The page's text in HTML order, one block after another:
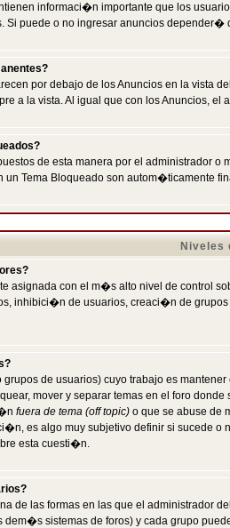
informaci�n importante que los
Si puede o no ingresar anuncios
por debajo de los Anuncios en la
a la vista. Al igual que con los Anuncios,
de esta manera por el administrador
un Tema Bloqueado son autom�ticamente
Niveles
asignada con el m�s alto nivel de control
inhibici�n de usuarios, creaci�n de
grupos de usuarios) cuyo trabajo es
mover y separar temas en el foro
fuera de tema (off topic) o que se abuse de
es algo muy subjetivo definir si sucede
esta cuesti�n.
de las formas en las que el administrador
sistemas de foros) y cada grupo